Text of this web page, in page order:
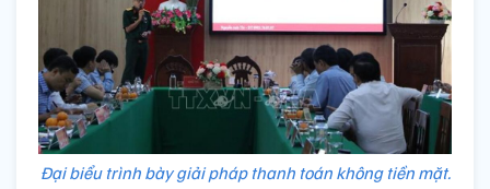
Đại biểu trình bày giải pháp thanh toán không tiền mặt.